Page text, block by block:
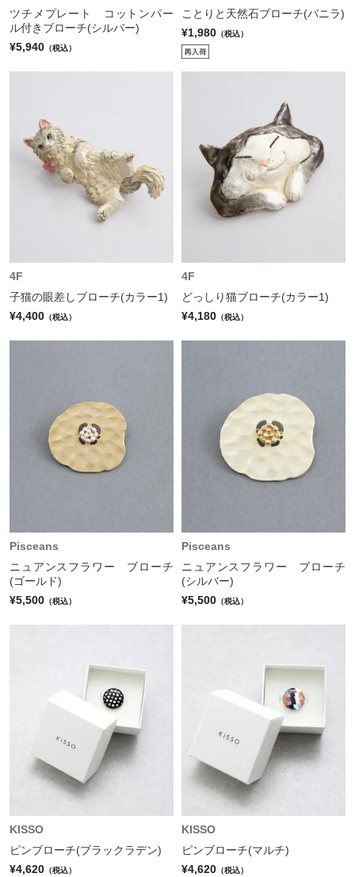
ツチメプレート コットンパー
ル付きブローチ(シルバー)
¥5,940 （税込）
ことりと天然石ブローチ(バニラ)
¥1,980 （税込）
4F
子猫の眼差しブローチ(カラー1)
¥4,400 （税込）
4F
どっしり猫ブローチ(カラー1)
¥4,180 （税込）
Pisceans
ニュアンスフラワー ブローチ
(ゴールド)
¥5,500 （税込）
Pisceans
ニュアンスフラワー ブローチ
(シルバー)
¥5,500 （税込）
KISSO
ピンブローチ(ブラックラデン)
¥4,620 （税込）
KISSO
ピンブローチ(マルチ)
¥4,620 （税込）